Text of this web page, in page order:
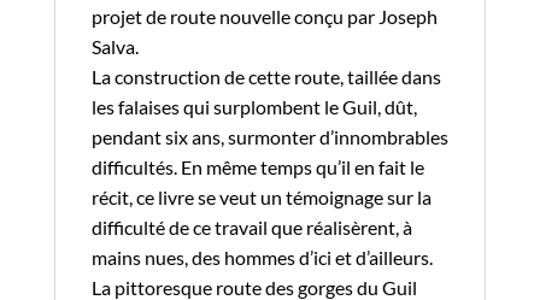
projet de route nouvelle conçu par Joseph
Salva.
La construction de cette route, taillée dans
les falaises qui surplombent le Guil, dût,
pendant six ans, surmonter d’innombrables
difficultés. En même temps qu’il en fait le
récit, ce livre se veut un témoignage sur la
difficulté de ce travail que réalisèrent, à
mains nues, des hommes d’ici et d’ailleurs.
La pittoresque route des gorges du Guil